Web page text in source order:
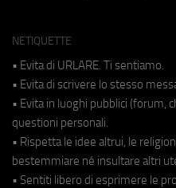
NETIQUETTE
• Evita di URLARE. Ti sentiamo.
• Evita di scrivere lo stesso
• Evita in luoghi pubblici (forum,
questioni personali.
• Rispetta le idee altrui, le
bestemmiare né insultare altri
• Sentiti libero di esprimere le